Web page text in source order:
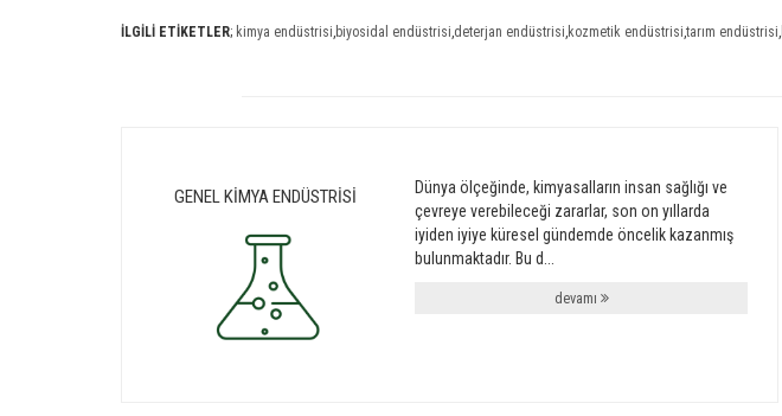
İLGİLİ ETİKETLER; kimya endüstrisi,biyosidal endüstrisi,deterjan endüstrisi,kozmetik endüstrisi,tarım endüstrisi,
GENEL KİMYA ENDÜSTRİSİ
Dünya ölçeğinde, kimyasalların insan sağlığı ve
çevreye verebileceği zararlar, son on yıllarda
iyiden iyiye küresel gündemde öncelik kazanmış
bulunmaktadır. Bu d...
devamı